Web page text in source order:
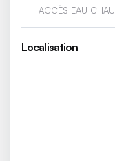
ACCÈS EAU
Localisation